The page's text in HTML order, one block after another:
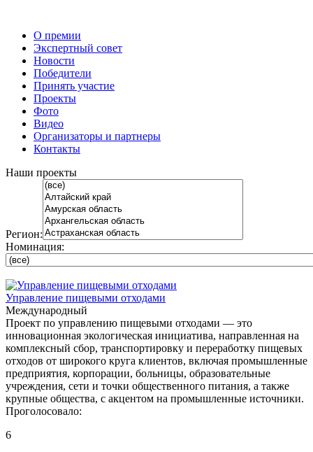
О премии
Экспертный совет
Новости
Победители
Принять участие
Проекты
Фото
Видео
Организаторы и партнеры
Контакты
Наши проекты
Регион:
Номинация:
Управление пищевыми отходами
Международный
Проект по управлению пищевыми отходами — это
инновационная экологическая инициатива, направленная на
комплексный сбор, транспортировку и переработку пищевых
отходов от широкого круга клиентов, включая промышленные
предприятия, корпорации, больницы, образовательные
учреждения, сети и точки общественного питания, а также
крупные общества, с акцентом на промышленные источники.
Проголосовало:
6